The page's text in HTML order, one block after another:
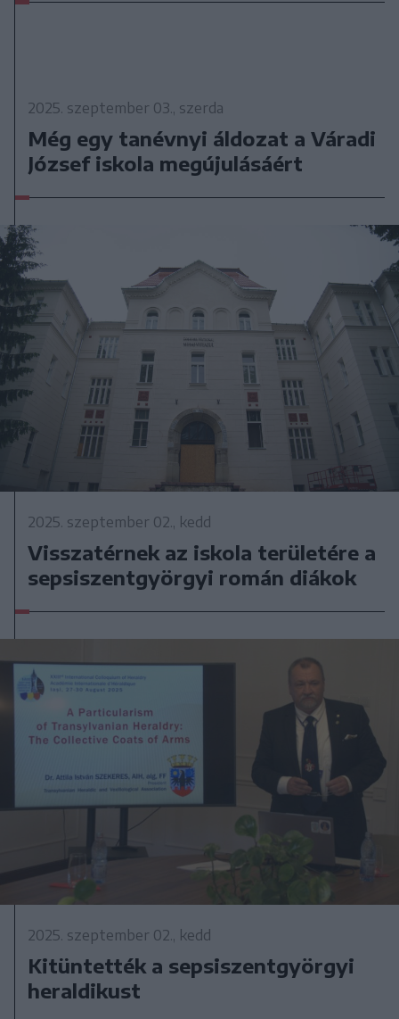
2025. szeptember 03., szerda
Még egy tanévnyi áldozat a Váradi
József iskola megújulásáért
2025. szeptember 02., kedd
Visszatérnek az iskola területére a
sepsiszentgyörgyi román diákok
2025. szeptember 02., kedd
Kitüntették a sepsiszentgyörgyi
heraldikust